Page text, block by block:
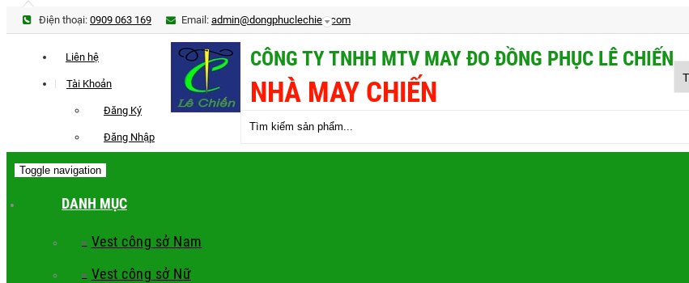
Điện thoại: 0909 063 169 Email: admin@dongphuclechien.com
Liên hệ
Tài Khoản
Đăng Ký
Đăng Nhập
CÔNG TY TNHH MTV MAY ĐO ĐỒNG PHỤC LÊ CHIẾN
NHÀ MAY CHIẾN
Toggle navigation
DANH MỤC
Vest công sở Nam
Vest công sở Nữ